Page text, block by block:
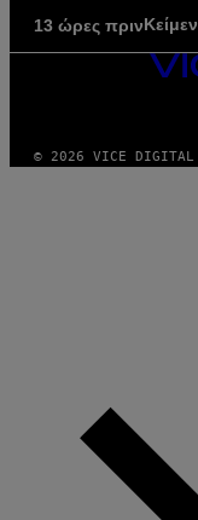
13 ώρες πριν
VICE
MEDIA
© 2026 VICE DIGITAL